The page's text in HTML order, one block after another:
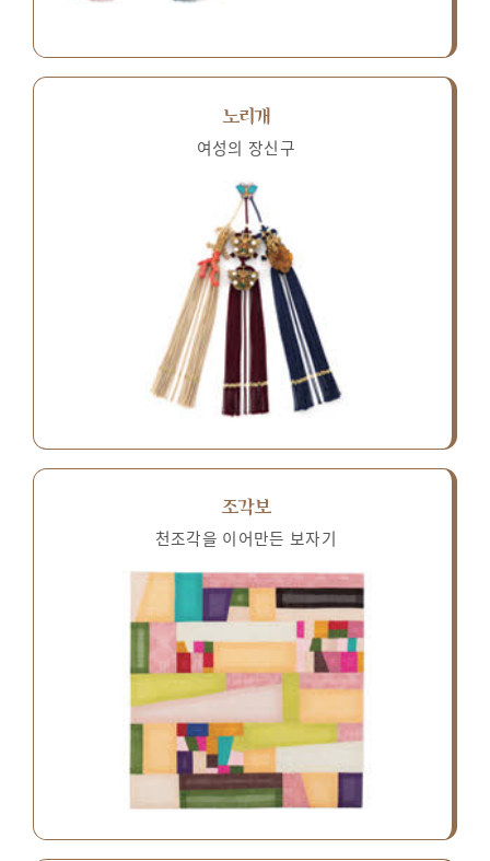
노리개
여성의 장신구
조각보
천조각을 이어만든 보자기